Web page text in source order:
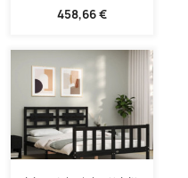
458,66 €